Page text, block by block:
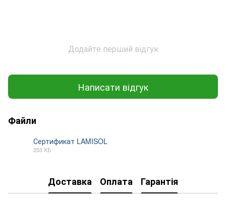
Додайте перший відгук
Написати відгук
Файли
Сертификат LAMISOL
253 КБ
Доставка Оплата Гарантія